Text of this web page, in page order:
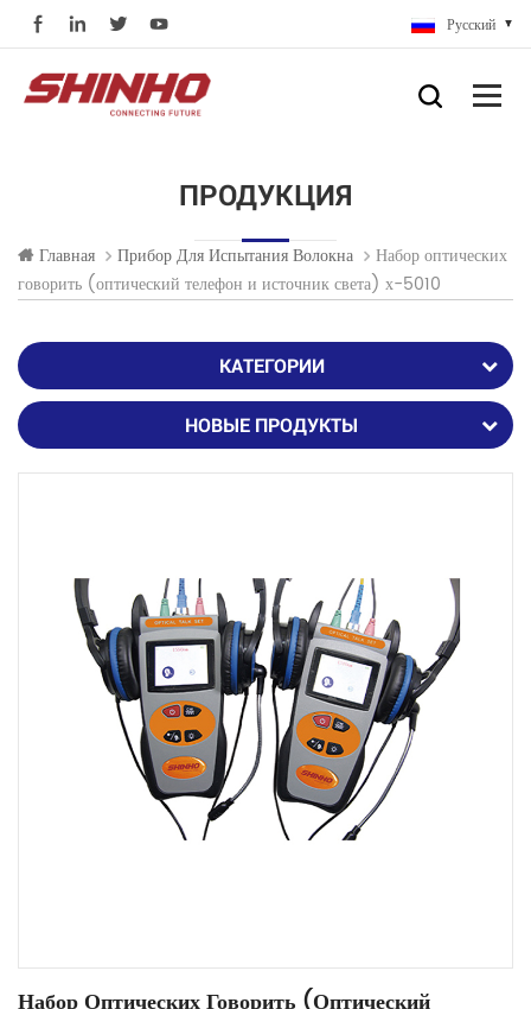
Русский
ПРОДУКЦИЯ
Главная Прибор Для Испытания Волокна
Набор оптических
говорить (оптический телефон и источник света) х-5010
КАТЕГОРИИ
НОВЫЕ ПРОДУКТЫ